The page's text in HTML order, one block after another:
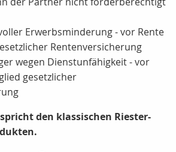
Erwerbsminderung - vor Rente
Rentenversicherung
wegen Dienstunfähigkeit - vor
gesetzlicher
den klassischen Riester-